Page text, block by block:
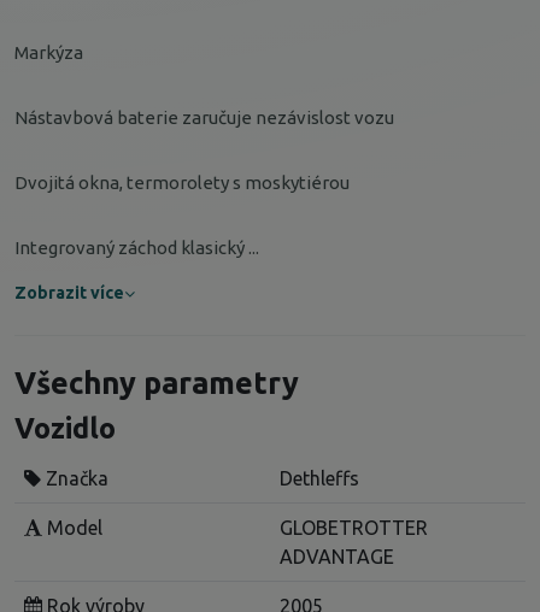
Markýza
Nástavbová baterie zaručuje nezávislost vozu
Dvojitá okna, termorolety s moskytiérou
Integrovaný záchod klasický ...
Zobrazit více
Všechny parametry
Vozidlo
Značka Dethleffs
Model
GLOBETROTTER
ADVANTAGE
Rok výroby 2005